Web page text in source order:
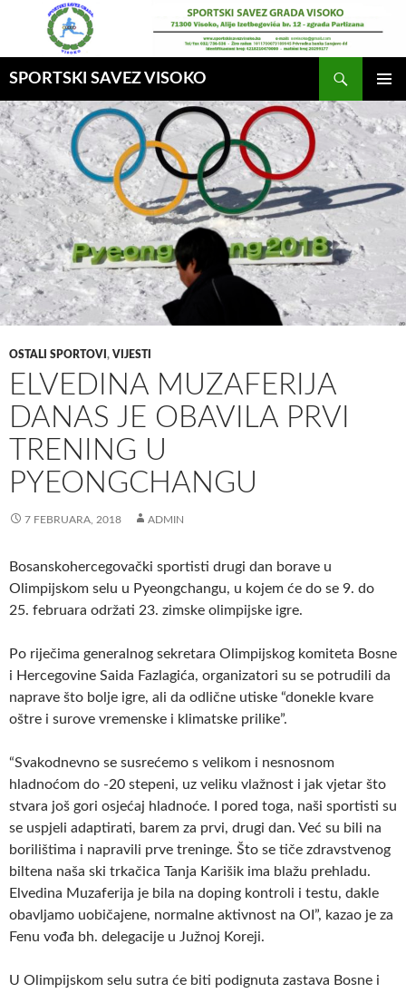
SPORTSKI SAVEZ VISOKO
MENI
OSTALI SPORTOVI , VIJESTI
ELVEDINA MUZAFERIJA
DANAS JE OBAVILA PRVI
TRENING U
PYEONGCHANGU
7 FEBRUARA, 2018 ADMIN
Bosanskohercegovački sportisti drugi dan borave u
Olimpijskom selu u Pyeongchangu, u kojem će do se 9. do
25. februara održati 23. zimske olimpijske igre.
Po riječima generalnog sekretara Olimpijskog komiteta Bosne
i Hercegovine Saida Fazlagića, organizatori su se potrudili da
naprave što bolje igre, ali da odlične utiske “donekle kvare
oštre i surove vremenske i klimatske prilike”.
“Svakodnevno se susrećemo s velikom i nesnosnom
hladnoćom do -20 stepeni, uz veliku vlažnost i jak vjetar što
stvara još gori osjećaj hladnoće. I pored toga, naši sportisti su
se uspjeli adaptirati, barem za prvi, drugi dan. Već su bili na
borilištima i napravili prve treninge. Što se tiče zdravstvenog
biltena naša ski trkačica Tanja Karišik ima blažu prehladu.
Elvedina Muzaferija je bila na doping kontroli i testu, dakle
obavljamo uobičajene, normalne aktivnost na OI”, kazao je za
Fenu vođa bh. delegacije u Južnoj Koreji.
U Olimpijskom selu sutra će biti podignuta zastava Bosne i